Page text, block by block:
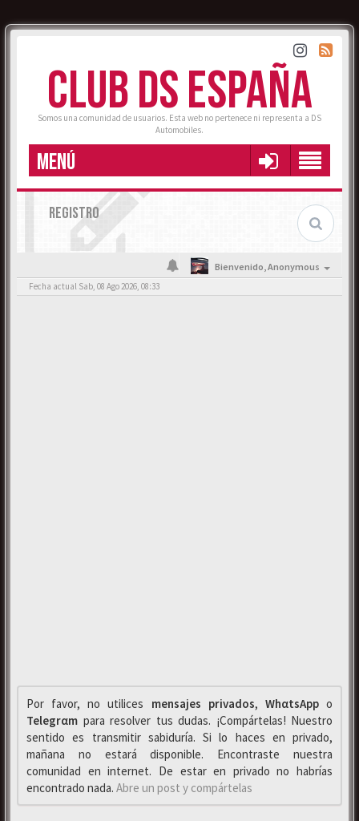
CLUB DS ESPAÑA
Somos una comunidad de usuarios. Esta web no pertenece ni representa a DS
Automobiles.
MENÚ
REGISTRO
Bienvenido,Anonymous
Fecha actual Sab, 08 Ago 2026, 08:33
Por favor, no utilices mensajes privados, WhαtsAppo
Telegrαm para resolver tus dudas. ¡Compártelas! Nuestro
sentido es transmitir sabiduría. Si lo haces en privado,
mañana no estará disponible. Encontraste nuestra
comunidad en internet. De estar en privado no habrías
encontrado nada. Abre un post y compártelas